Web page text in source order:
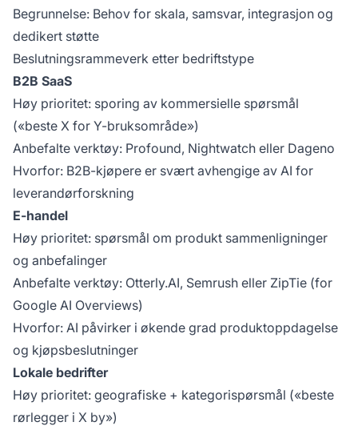
Begrunnelse: Behov for skala, samsvar, integrasjon og
dedikert støtte
Beslutningsrammeverk etter bedriftstype
B2B SaaS
Høy prioritet: sporing av kommersielle spørsmål
(«beste X for Y-bruksområde»)
Anbefalte verktøy: Profound, Nightwatch eller Dageno
Hvorfor: B2B-kjøpere er svært avhengige av AI for
leverandørforskning
E-handel
Høy prioritet: spørsmål om produkt sammenligninger
og anbefalinger
Anbefalte verktøy: Otterly.AI, Semrush eller ZipTie (for
Google AI Overviews)
Hvorfor: AI påvirker i økende grad produktoppdagelse
og kjøpsbeslutninger
Lokale bedrifter
Høy prioritet: geografiske + kategorispørsmål («beste
rørlegger i X by»)